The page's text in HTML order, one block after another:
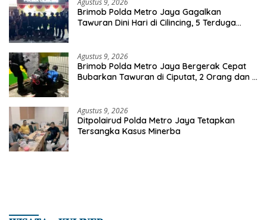
Agustus 9, 2026
Brimob Polda Metro Jaya Gagalkan
Tawuran Dini Hari di Cilincing, 5 Terduga
Agustus 9, 2026
Brimob Polda Metro Jaya Bergerak Cepat
Bubarkan Tawuran di Ciputat, 2 Orang dan 3
Agustus 9, 2026
Ditpolairud Polda Metro Jaya Tetapkan
Tersangka Kasus Minerba